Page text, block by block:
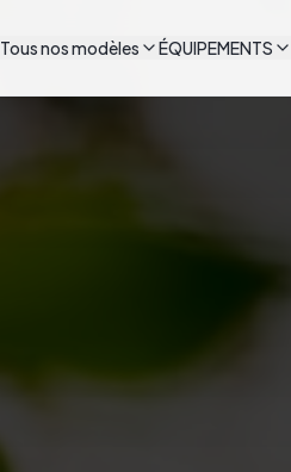
Tous nos modèles ÉQUIPEMENTS